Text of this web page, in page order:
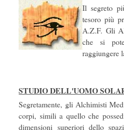
Il segreto
tesoro più
A.Z.F. Gli
che si
raggiungere
STUDIO DELL'UOMO
Segretamente, gli Alchimisti
corpi, simili a quello che
dimensioni superiori dello